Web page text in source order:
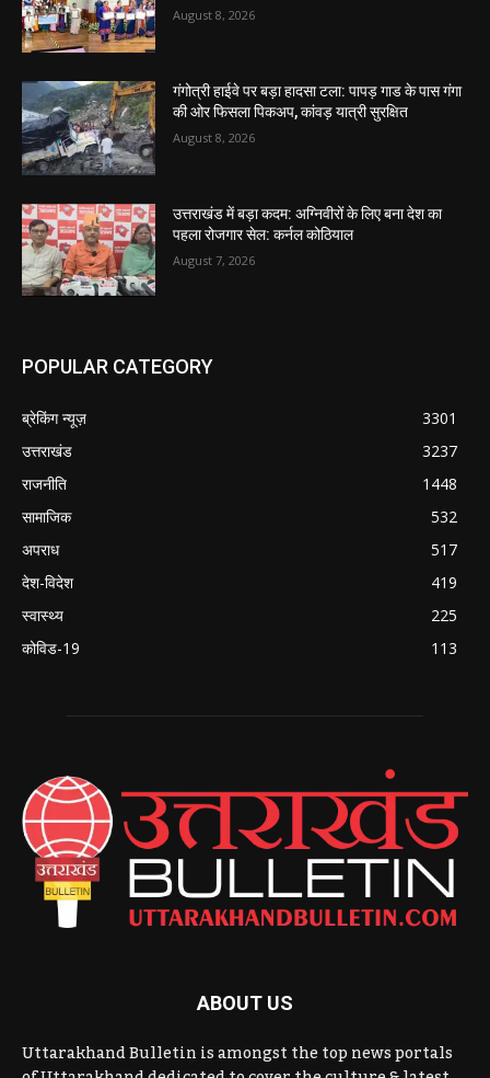
August 8, 2026
गंगोत्री हाईवे पर बड़ा हादसा टला: पापड़ गाड के पास गंगा
की ओर फिसला पिकअप, कांवड़ यात्री सुरक्षित
August 8, 2026
उत्तराखंड में बड़ा कदम: अग्निवीरों के लिए बना देश का
पहला रोजगार सेल: कर्नल कोठियाल
August 7, 2026
POPULAR CATEGORY
ब्रेकिंग न्यूज़
3301
उत्तराखंड
3237
राजनीति
1448
सामाजिक
532
अपराध
517
देश-विदेश
419
स्वास्थ्य
225
कोविड-19
113
ABOUT US
Uttarakhand Bulletin is amongst the top news portals